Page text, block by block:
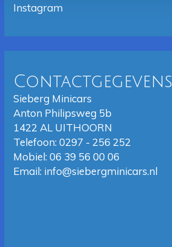
Instagram
Contactgegevens
Sieberg Minicars
Anton Philipsweg 5b
1422 AL UITHOORN
Telefoon: 0297 - 256 252
Mobiel: 06 39 56 00 06
Email: info@siebergminicars.nl